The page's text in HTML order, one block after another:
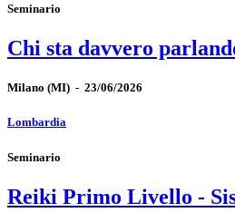
Seminario
Chi sta davvero
Milano (MI) - 23/06/2026
Lombardia
Seminario
Reiki Primo Livello -